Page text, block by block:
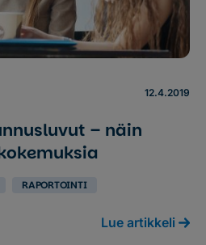
12.4.2019
– näin
RAPORTOINTI
Lue artikkeli